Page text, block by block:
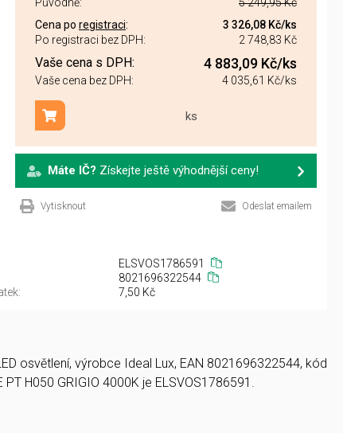
Cena po registraci: 3 326,08 Kč/ks
Po registraci bez DPH:
2 748,83 Kč
Vaše cena s DPH: 4 883,09 Kč/ks
Vaše cena bez DPH: 4 035,61 Kč/ks
ks
Přidat do košíku
Máte IČ? Získejte ještě výhodnější ceny!
Vytisknout Odeslat emailem
ELSVOS1786591
8021696322544
7,50 Kč
osvětlení, výrobce Ideal Lux, EAN 8021696322544, kód
H050 GRIGIO 4000K je ELSVOS1786591.